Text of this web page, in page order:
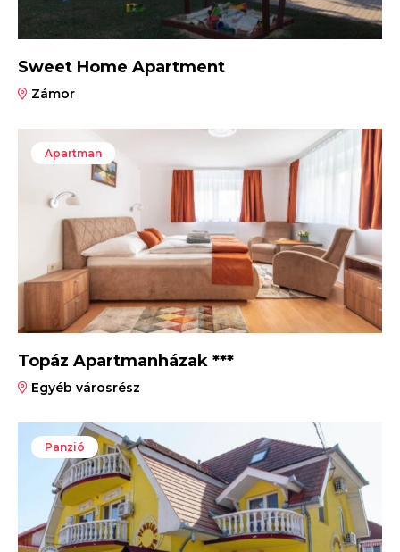
Sweet Home Apartment
Zámor
Apartman
Topáz Apartmanházak ***
Egyéb városrész
Panzió